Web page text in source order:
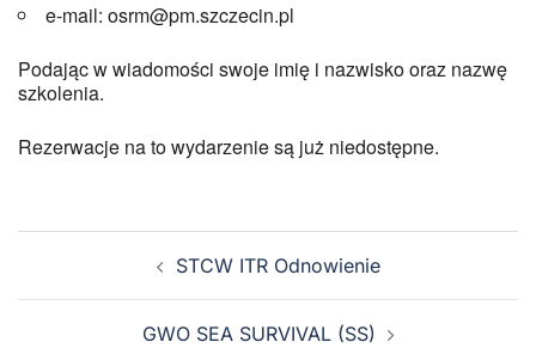
e-mail: osrm@pm.szczecin.pl
Podając w wiadomości swoje imię i nazwisko oraz nazwę
szkolenia.
Rezerwacje na to wydarzenie są już niedostępne.
STCW ITR Odnowienie
GWO SEA SURVIVAL (SS)